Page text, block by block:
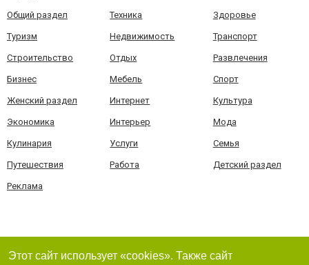
Общий раздел Техника Здоровье
Туризм Недвижимость Транспорт
Строительство Отдых Развлечения
Бизнес Мебель Спорт
Женский раздел Интернет Культура
Экономика Интерьер Мода
Кулинария Услуги Семья
Путешествия Работа Детский раздел
Реклама
Этот сайт использует «cookies». Также сайт